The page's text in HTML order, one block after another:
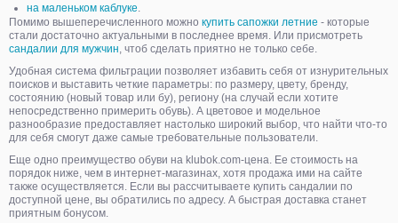
на маленьком каблуке.
Помимо вышеперечисленного можно купить сапожки летние - которые
стали достаточно актуальными в последнее время. Или присмотреть
сандалии для мужчин, чтоб сделать приятно не только себе.
Удобная система фильтрации позволяет избавить себя от изнурительных
поисков и выставить четкие параметры: по размеру, цвету, бренду,
состоянию (новый товар или бу), региону (на случай если хотите
непосредственно примерить обувь). А цветовое и модельное
разнообразие предоставляет настолько широкий выбор, что найти что-то
для себя смогут даже самые требовательные пользователи.
Еще одно преимущество обуви на klubok.com-цена. Ее стоимость на
порядок ниже, чем в интернет-магазинах, хотя продажа ими на сайте
также осуществляется. Если вы рассчитываете купить сандалии по
доступной цене, вы обратились по адресу. А быстрая доставка станет
приятным бонусом.